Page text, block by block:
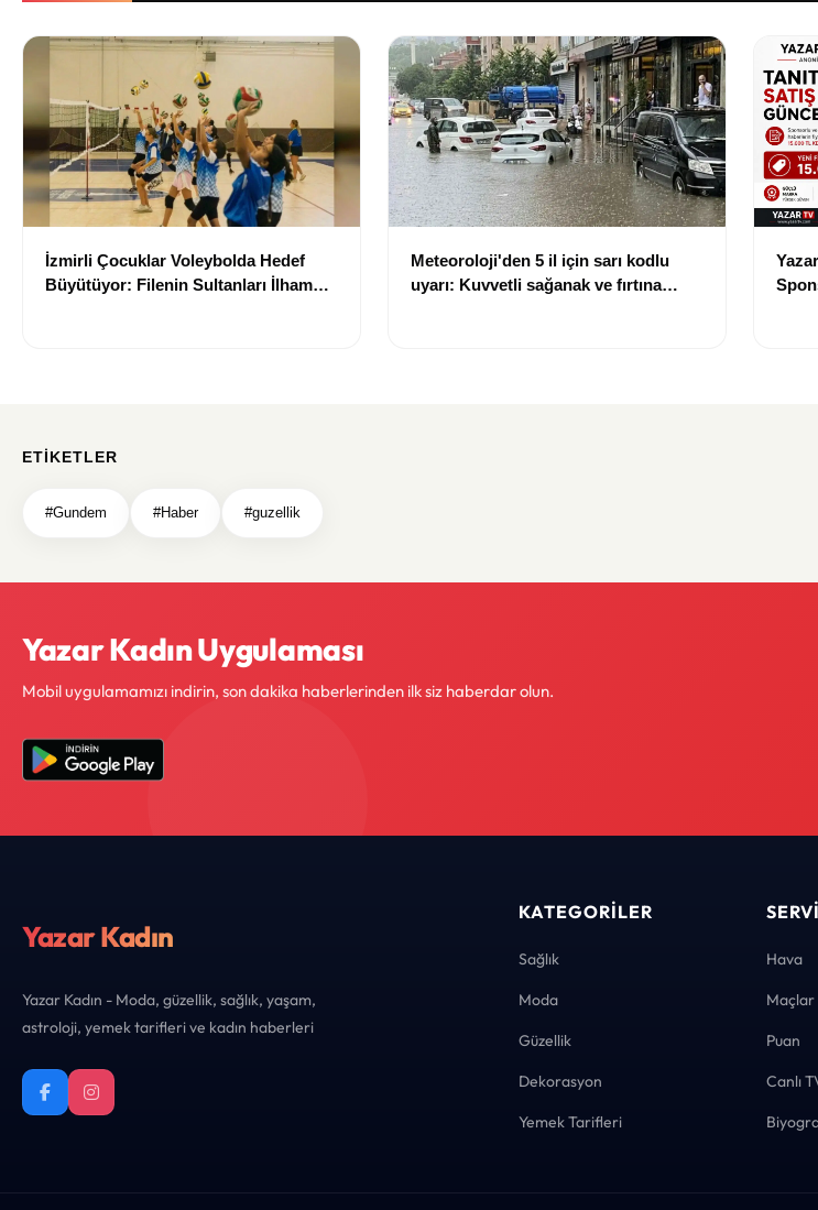
İzmirli Çocuklar Voleybolda Hedef
Büyütüyor: Filenin Sultanları İlham
Meteoroloji'den 5 il için sarı kodlu
uyarı: Kuvvetli sağanak ve fırtına
ETIKETLER
#Gundem #Haber #guzellik
Yazar Kadın Uygulaması
Mobil uygulamamızı indirin, son dakika haberlerinden ilk siz haberdar olun.
Yazar Kadın
Yazar Kadın - Moda, güzellik, sağlık, yaşam,
astroloji, yemek tarifleri ve kadın haberleri
KATEGORILER
Sağlık
Moda
Güzellik
Dekorasyon
Yemek Tarifleri
Hava
Maçlar
Puan
Canlı